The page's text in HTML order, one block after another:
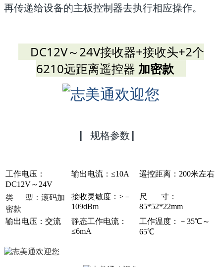
再传递给设备的主板控制器去执行相应操作。
DC12V～24V接收器+接收头+2个
6210远距离遥控器 加密款
▏规格参数 ▏
工作电压：
DC12V～24V
输出电流：≤10A 遥控距离：200米左右
类 型：滚码加
密款
接收灵敏度：≥－
109dBm
尺 寸：
85*52*22mm
输出电压：交流
静态工作电流：
≤6mA
工作温度： －35℃ ～
65℃